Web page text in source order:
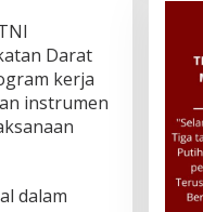
Darat
kerja
instrumen
dalam